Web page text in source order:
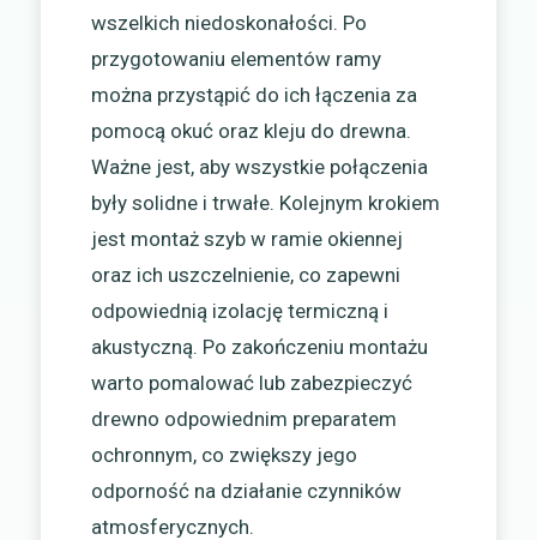
wszelkich niedoskonałości. Po
przygotowaniu elementów ramy
można przystąpić do ich łączenia za
pomocą okuć oraz kleju do drewna.
Ważne jest, aby wszystkie połączenia
były solidne i trwałe. Kolejnym krokiem
jest montaż szyb w ramie okiennej
oraz ich uszczelnienie, co zapewni
odpowiednią izolację termiczną i
akustyczną. Po zakończeniu montażu
warto pomalować lub zabezpieczyć
drewno odpowiednim preparatem
ochronnym, co zwiększy jego
odporność na działanie czynników
atmosferycznych.